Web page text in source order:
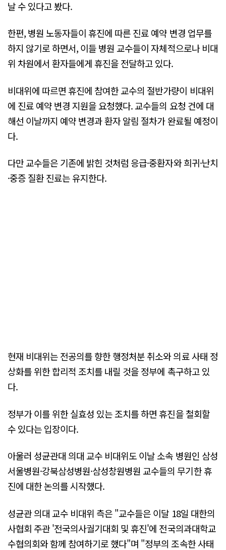
날 수 있다고 봤다.
한편, 병원 노동자들이 휴진에 따른 진료 예약 변경 업무를
하지 않기로 하면서, 이들 병원 교수들이 자체적으로나 비대
위 차원에서 환자들에게 휴진을 전달하고 있다.
비대위에 따르면 휴진에 참여한 교수의 절반가량이 비대위
에 진료 예약 변경 지원을 요청했다. 교수들의 요청 건에 대
해선 이날까지 예약 변경과 환자 알림 절차가 완료될 예정이
다.
다만 교수들은 기존에 밝힌 것처럼 응급·중환자와 희귀·난치
·중증 질환 진료는 유지한다.
현재 비대위는 전공의를 향한 행정처분 취소와 의료 사태 정
상화를 위한 합리적 조치를 내릴 것을 정부에 촉구하고 있
다.
정부가 이를 위한 실효성 있는 조치를 하면 휴진을 철회할
수 있다는 입장이다.
아울러 성균관대 의대 교수 비대위도 이날 소속 병원인 삼성
서울병원·강북삼성병원·삼성창원병원 교수들의 무기한 휴
진에 대한 논의를 시작했다.
성균관 의대 교수 비대위 측은 "교수들은 이달 18일 대한의
사협회 주관 '전국의사궐기대회 및 휴진'에 전국의과대학교
수협의회와 함께 참여하기로 했다"며 "정부의 조속한 사태